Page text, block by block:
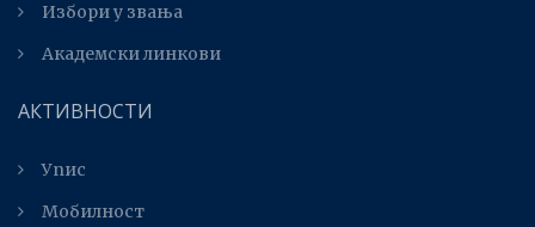
Избори у звања
Академски линкови
АКТИВНОСТИ
Упис
Мобилност